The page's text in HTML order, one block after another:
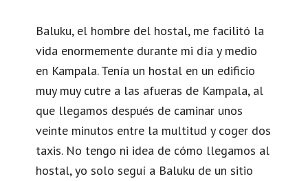
Baluku, el hombre del hostal, me facilitó la
vida enormemente durante mi día y medio
en Kampala. Tenía un hostal en un edificio
muy muy cutre a las afueras de Kampala, al
que llegamos después de caminar unos
veinte minutos entre la multitud y coger dos
taxis. No tengo ni idea de cómo llegamos al
hostal, yo solo seguí a Baluku de un sitio